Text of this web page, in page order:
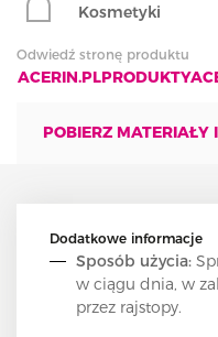
Kosmetyki
Odwiedź stronę produktu
POBIERZ MATERIAŁY
Dodatkowe informacje
Sposób użycia:
w ciągu dnia, w
przez rajstopy.